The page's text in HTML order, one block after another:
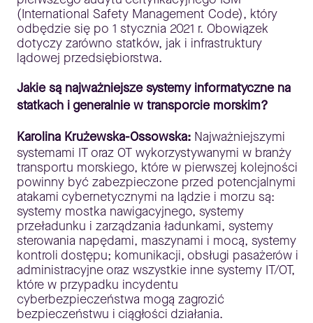
(International Safety Management Code), który
odbędzie się po 1 stycznia 2021 r. Obowiązek
dotyczy zarówno statków, jak i infrastruktury
lądowej przedsiębiorstwa.
Jakie są najważniejsze systemy informatyczne na
statkach i generalnie w transporcie morskim?
Karolina Krużewska-Ossowska: Najważniejszymi
systemami IT oraz OT wykorzystywanymi w branży
transportu morskiego, które w pierwszej kolejności
powinny być zabezpieczone przed potencjalnymi
atakami cybernetycznymi na lądzie i morzu są:
systemy mostka nawigacyjnego, systemy
przeładunku i zarządzania ładunkami, systemy
sterowania napędami, maszynami i mocą, systemy
kontroli dostępu; komunikacji, obsługi pasażerów i
administracyjne oraz wszystkie inne systemy IT/OT,
które w przypadku incydentu
cyberbezpieczeństwa mogą zagrozić
bezpieczeństwu i ciągłości działania.